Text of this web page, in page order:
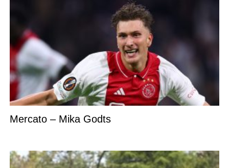
Mercato – Mika Godts